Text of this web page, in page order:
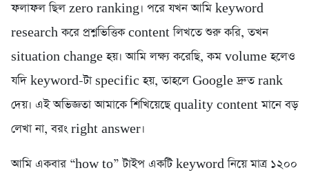
ফলাফল ছিল zero ranking। পরে যখন আমি keyword
research করে প্রশ্নভিত্তিক content লিখতে শুরু করি, তখন
situation change হয়। আমি লক্ষ্য করেছি, কম volume হলেও
যদি keyword-টা specific হয়, তাহলে Google দ্রুত rank
দেয়। এই অভিজ্ঞতা আমাকে শিখিয়েছে quality content মানে বড়
লেখা না, বরং right answer।
আমি একবার “how to” টাইপ একটি keyword নিয়ে মাত্র ১২০০